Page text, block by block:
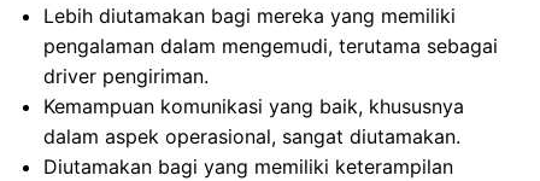
Lebih diutamakan bagi mereka yang memiliki
pengalaman dalam mengemudi, terutama sebagai
driver pengiriman.
Kemampuan komunikasi yang baik, khususnya
dalam aspek operasional, sangat diutamakan.
Diutamakan bagi yang memiliki keterampilan